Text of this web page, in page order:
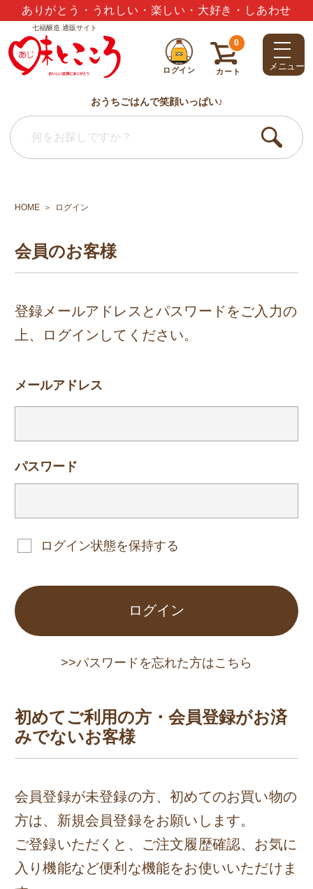
ありがとう・うれしい・楽しい・大好き・しあわせ
七福醸造 通販サイト
ログイン
0
カート メニュー
おうちごはんで笑顔いっぱい♪
HOME ログイン
会員のお客様
登録メールアドレスとパスワードをご入力の
上、ログインしてください。
メールアドレス
パスワード
ログイン状態を保持する
ログイン
>>パスワードを忘れた方はこちら
初めてご利用の方・会員登録がお済
みでないお客様
会員登録が未登録の方、初めてのお買い物の
方は、新規会員登録をお願いします。
ご登録いただくと、ご注文履歴確認、お気に
入り機能など便利な機能をお使いいただけま